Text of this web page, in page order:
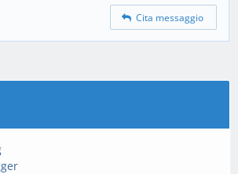
Cita messaggio